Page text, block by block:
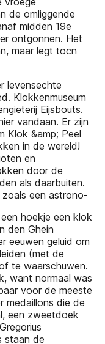
de omliggende
midden 19e
ontgonnen. Het
maar legt tocn
levensechte
Klokkenmuseum
Eijsbouts.
vandaan. Er zijn
Klok &amp; Peel
in de wereld!
en
door de
als daarbuiten.
zoals een astrono-
hoekje een klok
den Ghein
eeuwen geluid om
(met de
te waarschuwen.
want normaal was
voor de meeste
medaillons die de
een zweetdoek
staan de